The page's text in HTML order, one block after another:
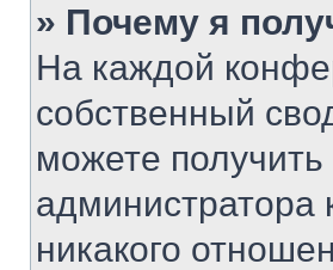
» Почему я
На каждой
собственный
можете
администратора
никакого